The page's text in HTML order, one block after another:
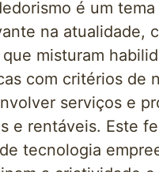
é um
na atualidade,
misturam
com critérios de
serviços e
e rentáveis. Este
tecnologia